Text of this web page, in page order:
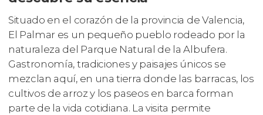
Situado en el corazón de la provincia de Valencia,
El Palmar es un pequeño pueblo rodeado por la
naturaleza del Parque Natural de la Albufera.
Gastronomía, tradiciones y paisajes únicos se
mezclan aquí, en una tierra donde las barracas, los
cultivos de arroz y los paseos en barca forman
parte de la vida cotidiana. La visita permite